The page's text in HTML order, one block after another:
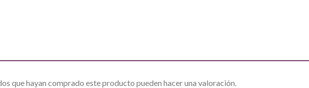
que hayan comprado este producto pueden hacer una valoración.